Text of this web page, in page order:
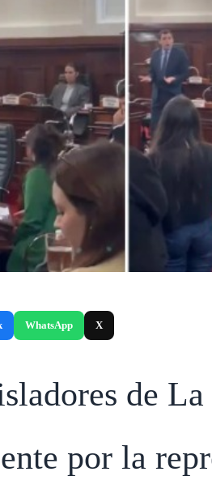
WhatsApp X
de
por la